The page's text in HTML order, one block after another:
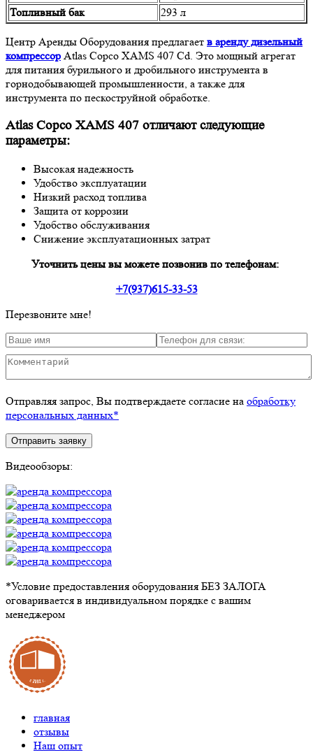
Топливный бак
293 л
Центр Аренды Оборудования предлагает в аренду дизельный
компрессор Atlas Copco XAMS 407 Cd. Это мощный агрегат
для питания бурильного и дробильного инструмента в
горнодобывающей промышленности, а также для
инструмента по пескоструйной обработке.
Atlas Copco XAMS 407 отличают следующие
параметры:
Высокая надежность
Удобство эксплуатации
Низкий расход топлива
Защита от коррозии
Удобство обслуживания
Снижение эксплуатационных затрат
Уточнить цены вы можете позвонив по телефонам:
+7(937)615-33-53
Перезвоните мне!
Отправляя запрос, Вы подтверждаете согласие на обработку
персональных данных*
Видеообзоры:
*Условие предоставления оборудования БЕЗ ЗАЛОГА
оговаривается в индивидуальном порядке с вашим
менеджером
главная
отзывы
Наш опыт